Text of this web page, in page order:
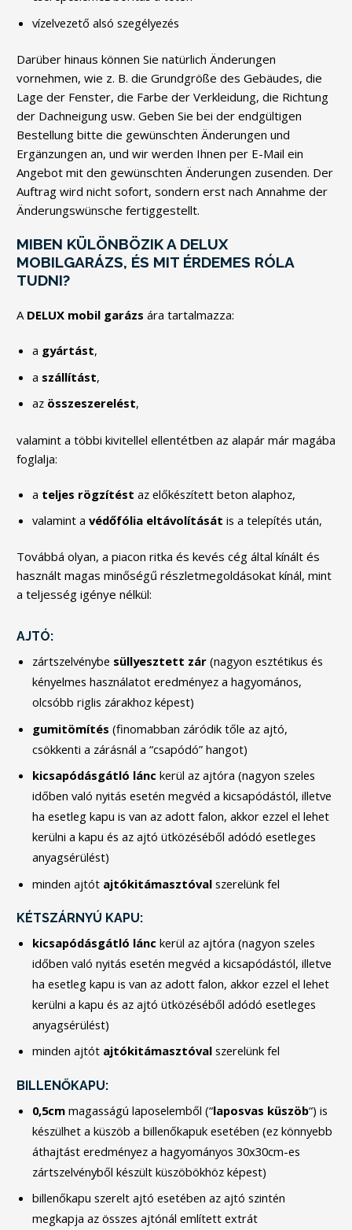
vízelvezető alsó szegélyezés
Darüber hinaus können Sie natürlich Änderungen
vornehmen, wie z. B. die Grundgröße des Gebäudes, die
Lage der Fenster, die Farbe der Verkleidung, die Richtung
der Dachneigung usw. Geben Sie bei der endgültigen
Bestellung bitte die gewünschten Änderungen und
Ergänzungen an, und wir werden Ihnen per E-Mail ein
Angebot mit den gewünschten Änderungen zusenden. Der
Auftrag wird nicht sofort, sondern erst nach Annahme der
Änderungswünsche fertiggestellt.
MIBEN KÜLÖNBÖZIK A DELUX
MOBILGARÁZS, ÉS MIT ÉRDEMES RÓLA
TUDNI?
A DELUX mobil garázs ára tartalmazza:
a gyártást,
a szállítást,
az összeszerelést,
valamint a többi kivitellel ellentétben az alapár már magába
foglalja:
a teljes rögzítést az előkészített beton alaphoz,
valamint a védőfólia eltávolítását is a telepítés után,
Továbbá olyan, a piacon ritka és kevés cég által kínált és
használt magas minőségű részletmegoldásokat kínál, mint
a teljesség igénye nélkül:
AJTÓ:
zártszelvénybe süllyesztett zár (nagyon esztétikus és
kényelmes használatot eredményez a hagyomános,
olcsóbb riglis zárakhoz képest)
gumitömítés (finomabban záródik tőle az ajtó,
csökkenti a zárásnál a “csapódó” hangot)
kicsapódásgátló lánc kerül az ajtóra (nagyon szeles
időben való nyitás esetén megvéd a kicsapódástól, illetve
ha esetleg kapu is van az adott falon, akkor ezzel el lehet
kerülni a kapu és az ajtó ütközéséből adódó esetleges
anyagsérülést)
minden ajtót ajtókitámasztóval szerelünk fel
KÉTSZÁRNYÚ KAPU:
kicsapódásgátló lánc kerül az ajtóra (nagyon szeles
időben való nyitás esetén megvéd a kicsapódástól, illetve
ha esetleg kapu is van az adott falon, akkor ezzel el lehet
kerülni a kapu és az ajtó ütközéséből adódó esetleges
anyagsérülést)
minden ajtót ajtókitámasztóval szerelünk fel
BILLENŐKAPU:
0,5cm magasságú laposelemből (“laposvas küszöb“) is
készülhet a küszöb a billenőkapuk esetében (ez könnyebb
áthajtást eredményez a hagyományos 30x30cm-es
zártszelvényből készült küszöbökhöz képest)
billenőkapu szerelt ajtó esetében az ajtó szintén
megkapja az összes ajtónál említett extrát